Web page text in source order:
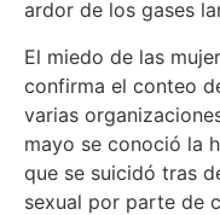
ardor de los gases
El miedo de las
confirma el conteo
varias
mayo se conoció la
que se suicidó tras
sexual por parte de